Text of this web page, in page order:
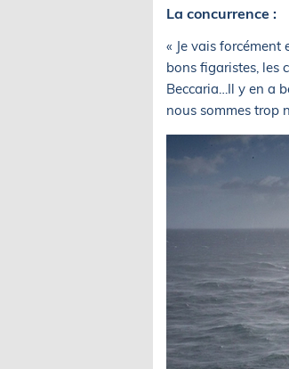
La concurrence :
« Je vais forcément
bons figaristes, les
Beccaria…Il y en a
nous sommes trop